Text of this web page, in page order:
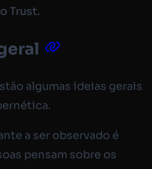
Trust.
algumas ideias gerais
a ser observado é
pensam sobre os